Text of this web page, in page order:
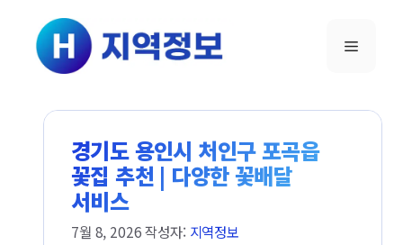
건너뛰기
메뉴
경기도 용인시 처인구 포곡읍
꽃집 추천 | 다양한 꽃배달
서비스
7월 8, 2026작성자: 지역정보